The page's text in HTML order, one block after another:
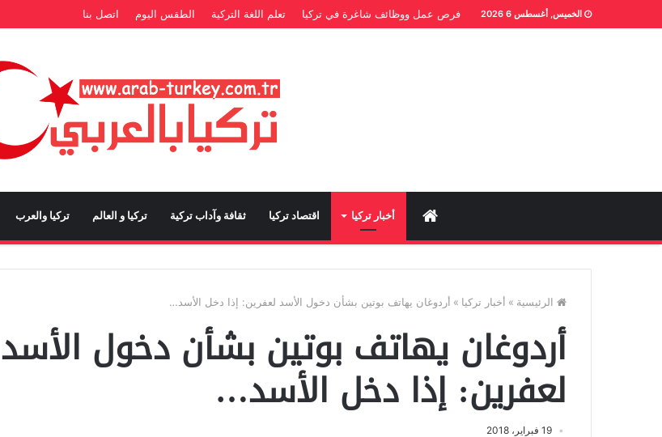
الخميس, أغسطس 6 2026 فرص عمل ووظائف شاغرة في تركيا تعلم اللغة التركية الطقس اليوم اتصل بنا
Home أخبار تركيا اقتصاد تركيا ثقافة وآداب تركية تركيا و العالم تركيا والعرب
الرئيسية » أخبار تركيا » أردوغان يهاتف بوتين بشأن دخول الأسد لعفرين: إذا دخل الأسد…
أردوغان يهاتف بوتين بشأن دخول الأسد
لعفرين: إذا دخل الأسد…
19 فبراير، 2018